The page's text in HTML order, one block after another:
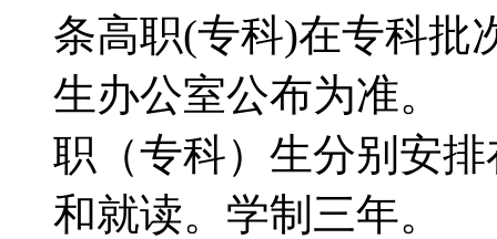
条高职(专科)在专科批
生办公室公布为准。
职（专科）生分别安
和就读。学制三年。